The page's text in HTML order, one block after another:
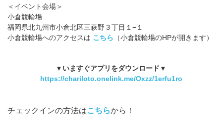
＜イベント会場＞
小倉競輪場
福岡県北九州市小倉北区三萩野３丁目１−１
小倉競輪場へのアクセスは こちら （小倉競輪場のHPが開きます）
▼いますぐアプリをダウンロード▼
https://chariloto.onelink.me/Oxzz/1erfu1ro
チェックインの方法はこちらから！